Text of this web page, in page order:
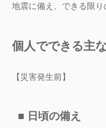
地震に備え、できる限り
個人でできる主
【災害発生前】
■ 日頃の備え